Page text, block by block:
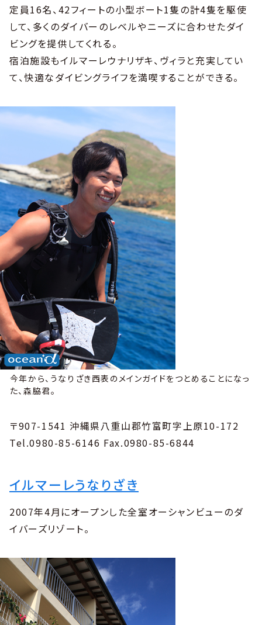
定員16名、42フィートの小型ボート1隻の計4隻を駆使
して、多くのダイバーのレベルやニーズに合わせたダイ
ビングを提供してくれる。
宿泊施設もイルマーレウナリザキ、ヴィラと充実してい
て、快適なダイビングライフを満喫することができる。
今年から、うなりざき西表のメインガイドをつとめることになっ
た、森脇君。
〒907-1541 沖縄県八重山郡竹富町字上原10-172
Tel.0980-85-6146 Fax.0980-85-6844
イルマーレうなりざき
2007年4月にオープンした全室オーシャンビューのダ
イバーズリゾート。